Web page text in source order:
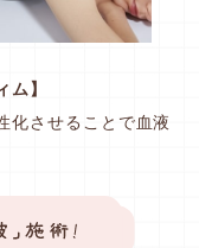
】
化させることで血液